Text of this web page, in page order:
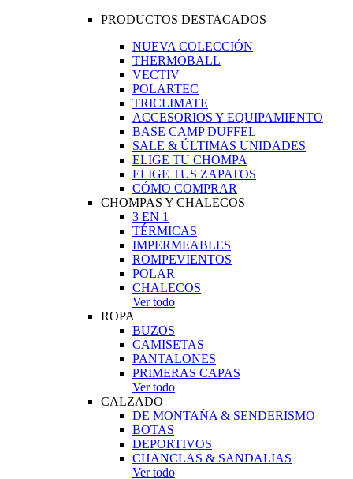
PRODUCTOS DESTACADOS
NUEVA COLECCIÓN
THERMOBALL
VECTIV
POLARTEC
TRICLIMATE
ACCESORIOS Y EQUIPAMIENTO
BASE CAMP DUFFEL
SALE & ÚLTIMAS UNIDADES
ELIGE TU CHOMPA
ELIGE TUS ZAPATOS
CÓMO COMPRAR
CHOMPAS Y CHALECOS
3 EN 1
TÉRMICAS
IMPERMEABLES
ROMPEVIENTOS
POLAR
CHALECOS
Ver todo
ROPA
BUZOS
CAMISETAS
PANTALONES
PRIMERAS CAPAS
Ver todo
CALZADO
DE MONTAÑA & SENDERISMO
BOTAS
DEPORTIVOS
CHANCLAS & SANDALIAS
Ver todo